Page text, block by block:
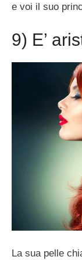
e voi il suo
9) E’
La sua pelle